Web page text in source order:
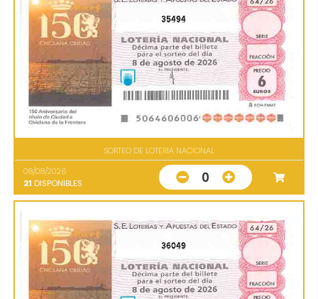
35494
SORTEO DE LOTERIA NACIONAL
08/08/2026
21 DISPONIBLES 0
36049